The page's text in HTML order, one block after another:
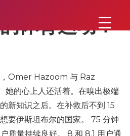
体育运动？
Omer Hazoom 与 Raz
的心上人还活着。在嗅出极端
新知识之后。在补救后不到 15
要伊斯坦布尔的国家。 75 分钟
质量持续良好。 8 和 8.1 用户通